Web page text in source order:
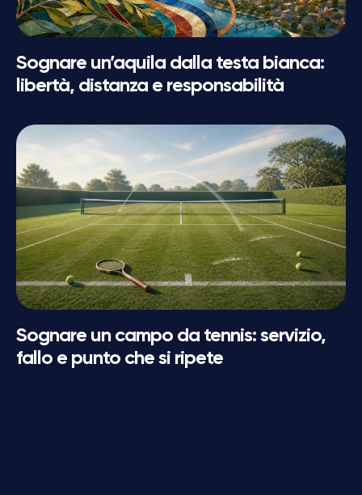
Sognare un’aquila dalla testa bianca:
libertà, distanza e responsabilità
Sognare un campo da tennis: servizio,
fallo e punto che si ripete